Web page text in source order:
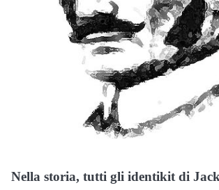
Nella storia, tutti gli identikit di